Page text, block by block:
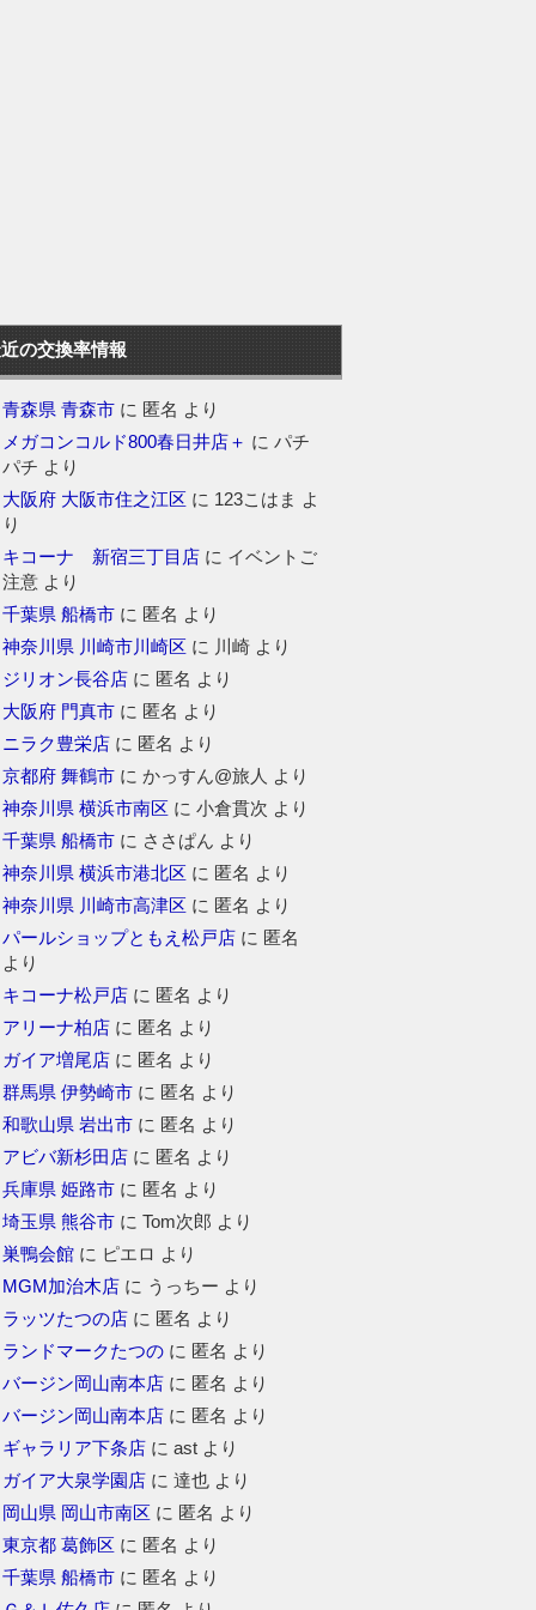
の交換率情報
青森県 青森市 に 匿名 より
メガコンコルド800春日井店＋ にパチ
パチ より
大阪府 大阪市住之江区 に 123こはま よ
り
キコーナ 新宿三丁目店 に イベントご
注意 より
千葉県 船橋市 に 匿名 より
神奈川県 川崎市川崎区 に 川崎 より
ジリオン長谷店 に 匿名 より
大阪府 門真市 に 匿名 より
ニラク豊栄店 に 匿名 より
京都府 舞鶴市 にかっすん@旅人 より
神奈川県 横浜市南区 に小倉貫次 より
千葉県 船橋市 に ささぱん より
神奈川県 横浜市港北区 に 匿名 より
神奈川県 川崎市高津区 に 匿名 より
パールショップともえ松戸店 に 匿名
より
キコーナ松戸店 に 匿名 より
アリーナ柏店 に 匿名 より
ガイア増尾店 に 匿名 より
群馬県 伊勢崎市 に 匿名 より
和歌山県 岩出市 に 匿名 より
アビバ新杉田店 に 匿名 より
兵庫県 姫路市 に 匿名 より
埼玉県 熊谷市 にTom次郎 より
巣鴨会館 に ピエロ より
MGM加治木店 に うっちー より
ラッツたつの店 に 匿名 より
ランドマークたつの に 匿名 より
バージン岡山南本店 に 匿名 より
バージン岡山南本店 に 匿名 より
ギャラリア下条店 にast より
ガイア大泉学園店 に達也 より
岡山県 岡山市南区 に 匿名 より
東京都 葛飾区 に 匿名 より
千葉県 船橋市 に 匿名 より